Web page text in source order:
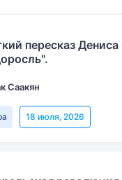
пересказ
Саакян
18 июля, 2026